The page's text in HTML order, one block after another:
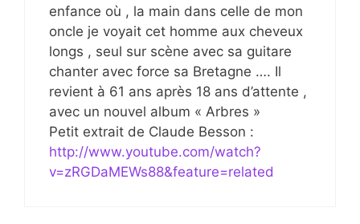
enfance où , la main dans celle de mon
oncle je voyait cet homme aux cheveux
longs , seul sur scène avec sa guitare
chanter avec force sa Bretagne …. Il
revient à 61 ans après 18 ans d’attente ,
avec un nouvel album « Arbres »
Petit extrait de Claude Besson :
http://www.youtube.com/watch?
v=zRGDaMEWs88&feature=related